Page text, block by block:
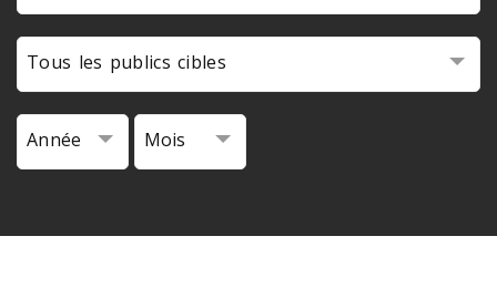
Tous les publics cibles
Année Mois